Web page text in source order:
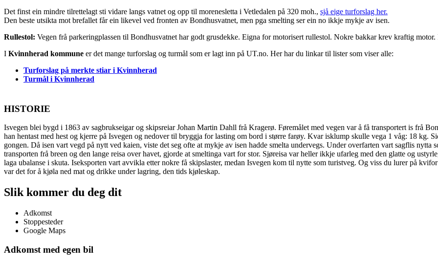
Det finst ein mindre tilrettelagt sti vidare langs vatnet og opp til morenesletta i Vetledalen på 320 moh., sjå eige turforslag her.
Den beste utsikta mot brefallet får ein likevel ved fronten av Bondhusvatnet, men pga smelting ser ein no ikkje mykje av isen.
Rullestol: Vegen frå parkeringplassen til Bondhusvatnet har godt grusdekke. Eigna for motorisert rullestol. Nokre bakkar krev kraftig
I Kvinnherad kommune er det mange turforslag og turmål som er lagt inn på UT.no. Her har du linkar til lister som viser alle:
Turforslag på merkte stiar i Kvinnherad
Turmål i Kvinnherad
HISTORIE
Isvegen blei bygd i 1863 av sagbrukseigar og skipsreiar Johan Martin Dahll frå Kragerø. Føremålet med vegen var å få transportert is frå
han hentast med hest og kjerre på Isvegen og nedover til bryggja for lasting om bord i større farøy. Kvar isklump skulle vega 1 våg: 18 kg.
gongen. Då isen vart vegd på nytt ved kaien, viste det seg ofte at mykje av isen hadde smelta undervegs. Under overfarten vart sagflis
transporten frå breen og den lange reisa over havet, gjorde at smeltinga vart for stor. Sjøreisa var heller ikkje ufarleg med den glatte og
laga ubalanse i skuta. Iseksporten vart avvikla etter nokre få skipslaster, medan Isvegen kom til nytte som turistveg. Og viss du lurer på
var det for å kjøla ned mat og drikke under lagring, den tids kjøleskap.
Slik kommer du deg dit
Adkomst
Stoppesteder
Google Maps
Adkomst med egen bil